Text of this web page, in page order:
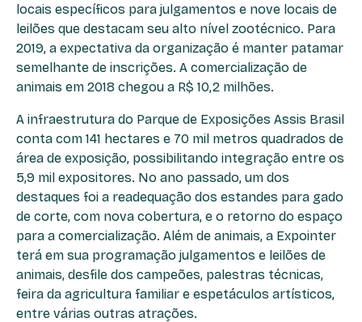
locais específicos para julgamentos e nove locais de
leilões que destacam seu alto nível zootécnico. Para
2019, a expectativa da organização é manter patamar
semelhante de inscrições. A comercialização de
animais em 2018 chegou a R$ 10,2 milhões.
A infraestrutura do Parque de Exposições Assis Brasil
conta com 141 hectares e 70 mil metros quadrados de
área de exposição, possibilitando integração entre os
5,9 mil expositores. No ano passado, um dos
destaques foi a readequação dos estandes para gado
de corte, com nova cobertura, e o retorno do espaço
para a comercialização. Além de animais, a Expointer
terá em sua programação julgamentos e leilões de
animais, desfile dos campeões, palestras técnicas,
feira da agricultura familiar e espetáculos artísticos,
entre várias outras atrações.